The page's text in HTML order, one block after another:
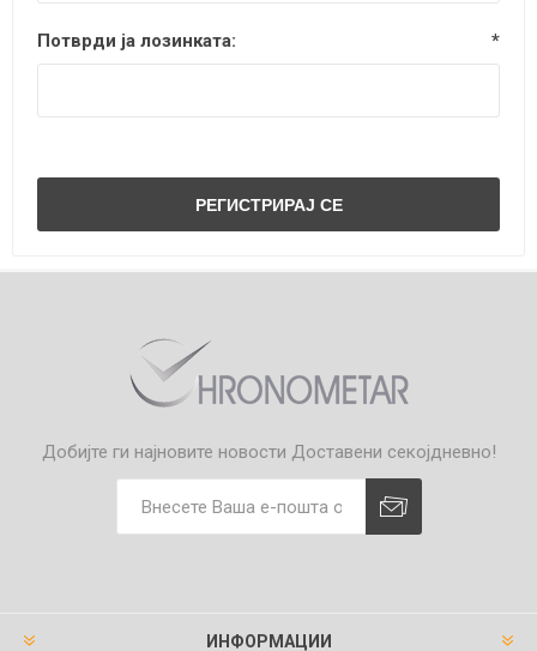
Потврди ја лозинката: *
Добијте ги најновите новости Доставени секојдневно!
ИНФОРМАЦИИ